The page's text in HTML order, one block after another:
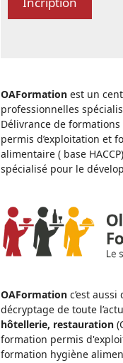
OAFormation est un
professionnelles
Délivrance de
permis d’exploitation et
alimentaire ( base
spécialisé pour le
OAFormation c’est
décryptage de toute
hôtellerie, restauration
formation permis
formation hygiène